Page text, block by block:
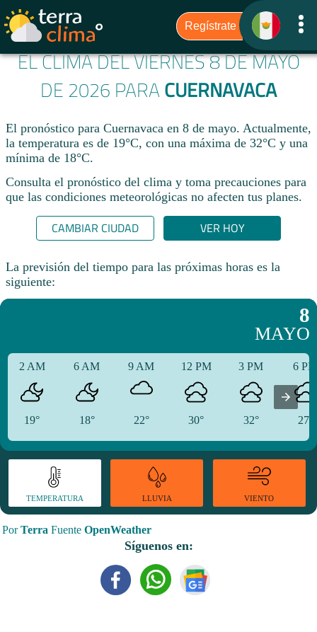
EL CLIMA DEL VIERNES 8 DE MAYO
DE 2026 PARA CUERNAVACA
El pronóstico para Cuernavaca en 8 de mayo. Actualmente,
la temperatura es de 19°C, con una máxima de 32°C y una
mínima de 18°C.
Consulta el pronóstico del clima y toma precauciones para
que las condiciones meteorológicas no afecten tus planes.​
CAMBIAR CIUDAD VER HOY
La previsión del tiempo para las próximas horas es la
siguiente:
8
MAYO
2 AM
19°
6 AM
18°
9 AM
22°
12 PM
30°
3 PM
32°
6
27°
TEMPERATURA LLUVIA VIENTO
PorTerra Fuente OpenWeather
Síguenos en: